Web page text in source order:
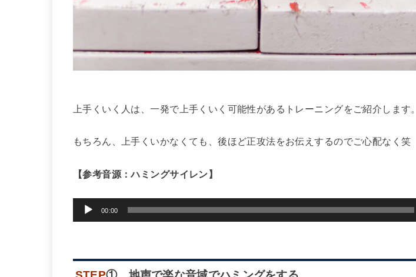
上手くいく人は、一発で上手くいく可能性があるトレーニングをご紹介します。
もちろん、上手くいかなくても、後ほど正攻法をお伝えするのでご心配なく笑
【参考音源：ハミングサイレン】
声
レ
00:00